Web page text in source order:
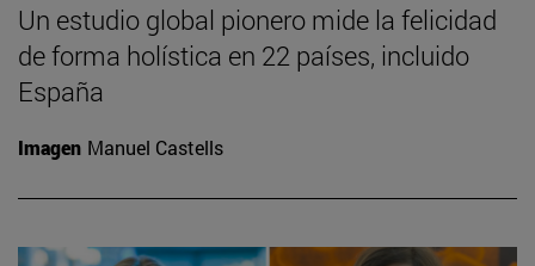
Un estudio global pionero mide la felicidad
de forma holística en 22 países, incluido
España
Imagen Manuel Castells